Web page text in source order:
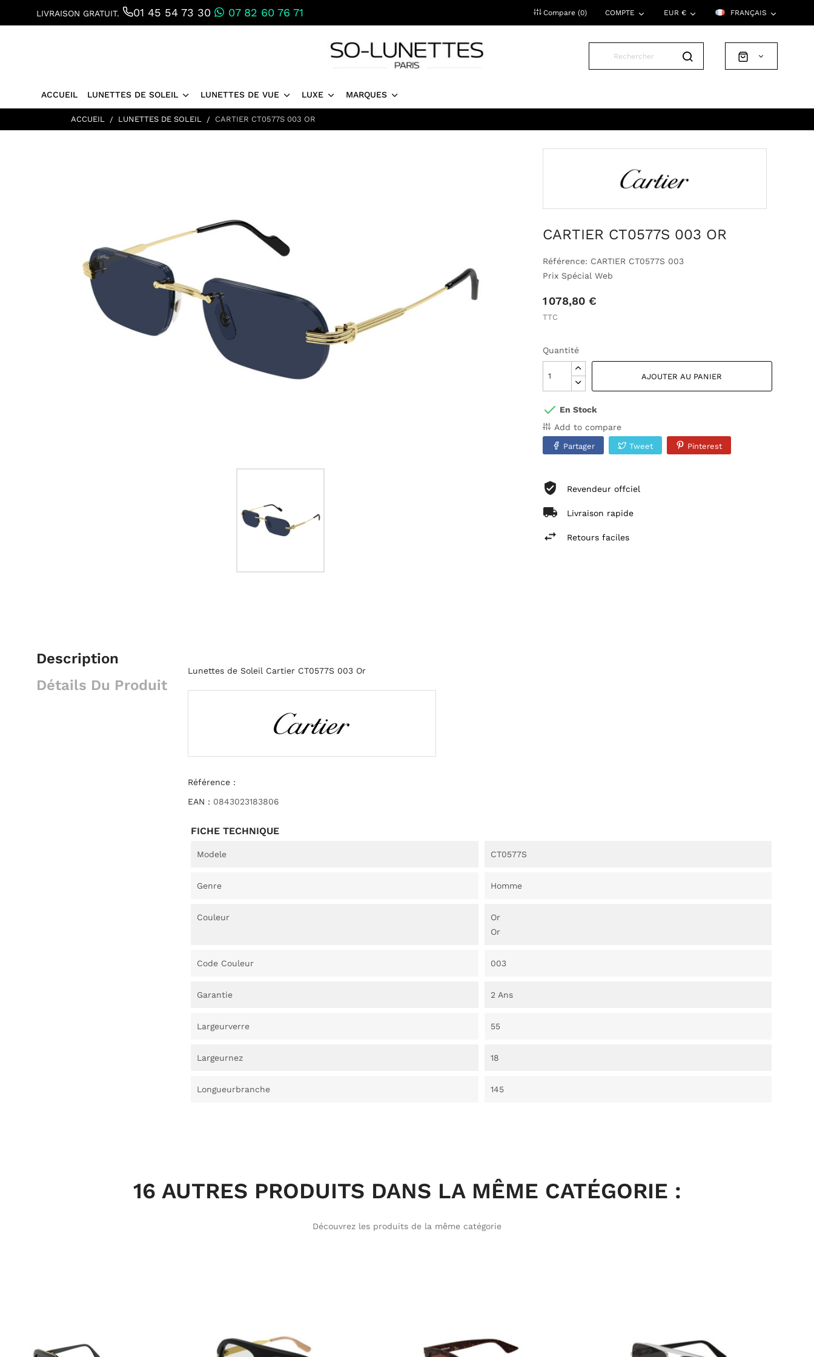
LIVRAISON GRATUIT. 01 45 54 73 30 07 82 60 76 71 FRANÇAIS
EUR €
COMPTE
Compare (0)
ACCUEIL LUNETTES DE SOLEIL LUNETTES DE VUE LUXE MARQUES
ACCUEIL LUNETTES DE SOLEIL CARTIER CT0577S 003 OR
CARTIER CT0577S 003 OR
Référence: CARTIER CT0577S 003
Prix Spécial Web
1 078,80 €
TTC
Quantité
AJOUTER AU PANIER
En Stock
Add to compare
Partager Tweet Pinterest
Revendeur offciel
Livraison rapide
Retours faciles
Description
Détails Du Produit
Lunettes de Soleil Cartier CT0577S 003 Or
Référence :
EAN : 0843023183806
FICHE TECHNIQUE
Modele CT0577S
Genre Homme
Couleur
Or
Or
Code Couleur 003
Garantie 2 Ans
Largeurverre 55
Largeurnez 18
Longueurbranche 145
16 AUTRES PRODUITS DANS LA MÊME CATÉGORIE :
Découvrez les produits de la même catégorie